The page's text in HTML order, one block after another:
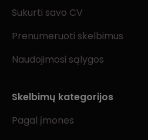
Sukurti savo CV
Prenumeruoti skelbimus
Naudojimosi sąlygos
Skelbimų kategorijos
Pagal įmones